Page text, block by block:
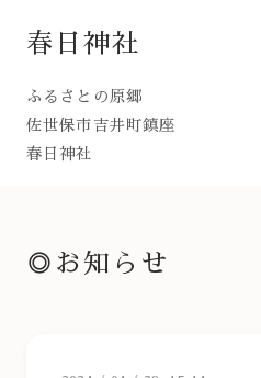
春日神社
ふるさとの原郷
佐世保市吉井町鎮座
春日神社
◎お知らせ